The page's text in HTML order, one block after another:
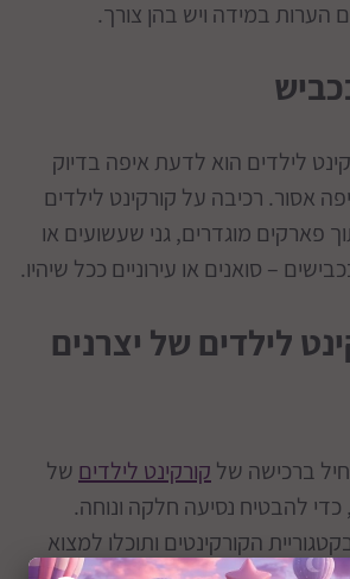
הערות במידה ויש בהן צורך.
לילדים הוא לדעת איפה בדיוק
אסור. רכיבה על קורקינט לילדים
פארקים מוגדרים, גני שעשועים או
– סואנים או עירוניים ככל שיהיו.
לילדים של יצרנים
ברכישה של קורקינט לילדים של
כדי להבטיח נסיעה חלקה ונוחה.
הקורקינטים ותוכלו למצוא